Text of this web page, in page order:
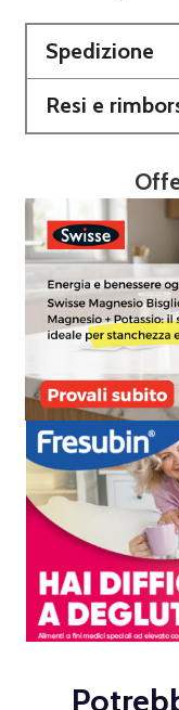
Spedizione
Resi e